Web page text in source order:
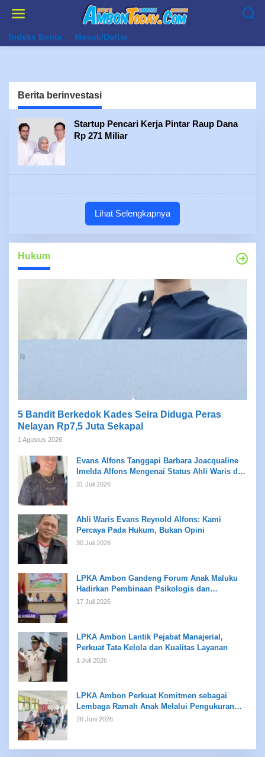
Indeks Berita Masuk/Daftar
Berita berinvestasi
Startup Pencari Kerja Pintar Raup Dana
Rp 271 Miliar
Lihat Selengkapnya
Hukum
5 Bandit Berkedok Kades Seira Diduga Peras
Nelayan Rp7,5 Juta Sekapal
1 Agustus 2026
Evans Alfons Tanggapi Barbara Joacqualine
Imelda Alfons Mengenai Status Ahli Waris dan
Putusan Pengadilan
31 Juli 2026
Ahli Waris Evans Reynold Alfons: Kami
Percaya Pada Hukum, Bukan Opini
30 Juli 2026
LPKA Ambon Gandeng Forum Anak Maluku
Hadirkan Pembinaan Psikologis dan
Kreativitas bagi Anak Binaan
17 Juli 2026
LPKA Ambon Lantik Pejabat Manajerial,
Perkuat Tata Kelola dan Kualitas Layanan
1 Juli 2026
LPKA Ambon Perkuat Komitmen sebagai
Lembaga Ramah Anak Melalui Pengukuran
Standar LPKRA
26 Juni 2026